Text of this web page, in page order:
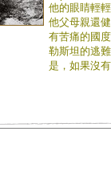
他的眼睛輕
他父母親還
有苦痛的國
勒斯坦的逃
是，如果沒